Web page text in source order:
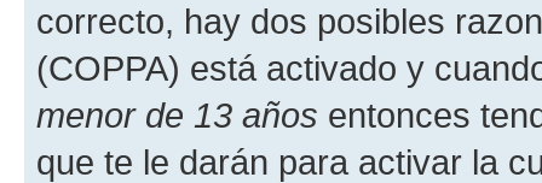
correcto, hay dos posibles
(COPPA) está activado y
menor de 13 años entonces
que te le darán para activar la